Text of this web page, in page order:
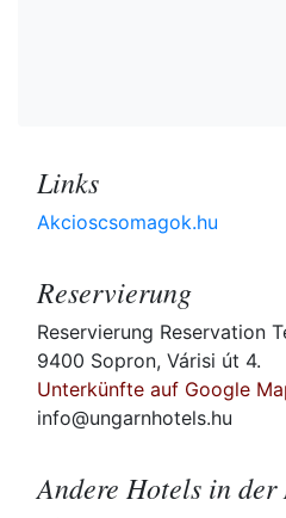
Links
Akcioscsomagok.hu
Reservierung
Reservierung Reservation
9400 Sopron, Várisi út 4.
Unterkünfte auf Google
info@ungarnhotels.hu
Andere Hotels in der